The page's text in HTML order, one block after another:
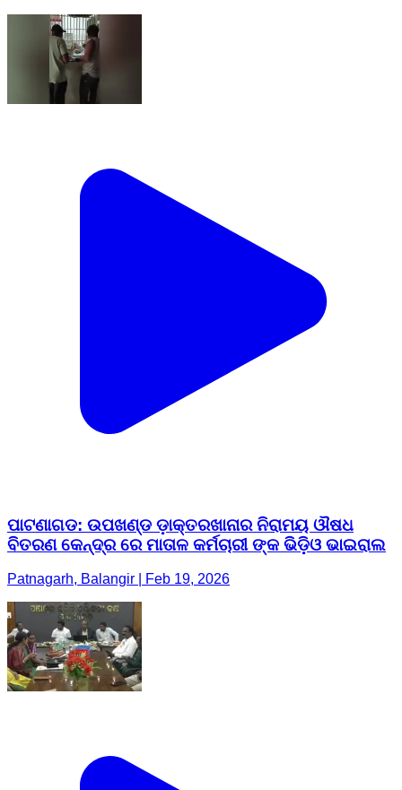
ପାଟଣାଗଡ: ଉପଖଣ୍ଡ ଡ଼ାକ୍ତରଖାନାର ନିରାମୟ ଔଷଧ
ବିତରଣ କେନ୍ଦ୍ର ରେ ମାତାଳ କର୍ମଚାରୀ ଙ୍କ ଭିଡ଼ିଓ ଭାଇରାଲ
Patnagarh, Balangir | Feb 19, 2026